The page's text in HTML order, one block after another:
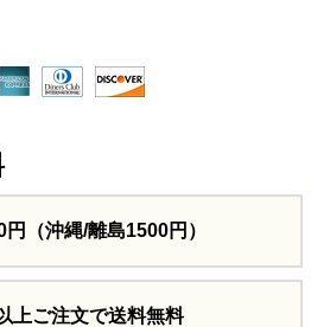
円 （沖縄/離島1500円）
上ご注文で送料無料